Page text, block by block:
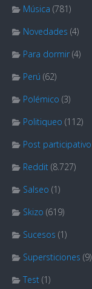
Música (781)
Novedades (4)
Para dormir (4)
Perú (62)
Polémico (3)
Politiqueo (112)
Post participativo
Reddit (8.727)
Salseo (1)
Skizo (619)
Sucesos (1)
Supersticiones (9)
Test (1)